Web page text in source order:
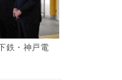
鉄・神戸電